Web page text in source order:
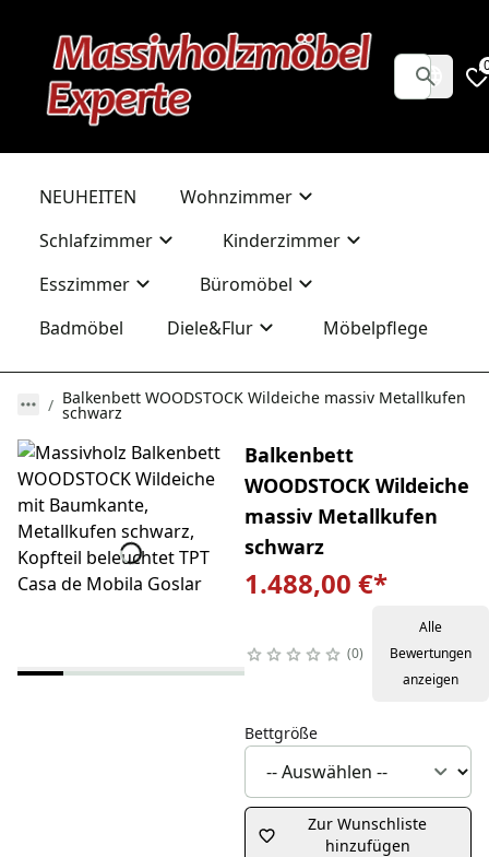
NEUHEITEN
Wohnzimmer
Schlafzimmer
Kinderzimmer
Esszimmer
Büromöbel
Badmöbel
Diele&Flur Möbelpflege
Balkenbett WOODSTOCK Wildeiche massiv Metallkufen
schwarz
Balkenbett
WOODSTOCK Wildeiche
massiv Metallkufen
schwarz
1.488,00 €*
0
Alle
Bewertungen
anzeigen
Bettgröße
Zur Wunschliste
hinzufügen